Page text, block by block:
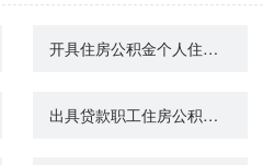
开具住房公积金个人住房贷款全部还清证明
出具贷款职工住房公积金缴存使用证明